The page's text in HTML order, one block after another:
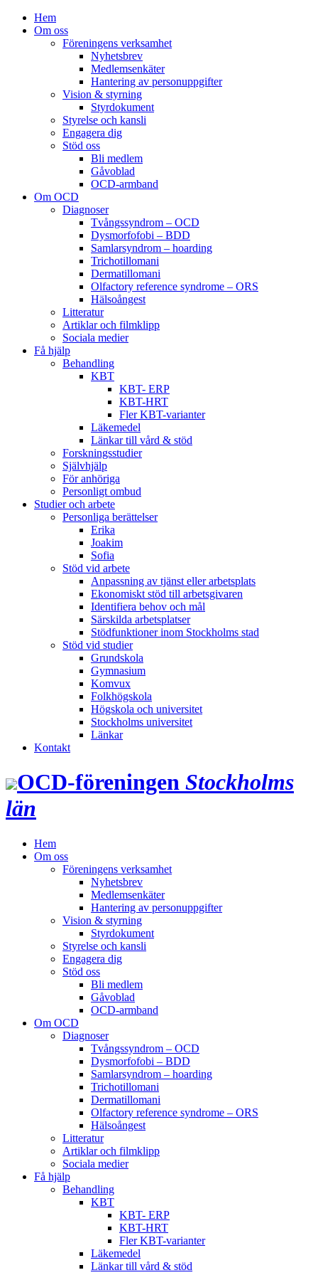
Hem
Om oss
Föreningens verksamhet
Nyhetsbrev
Medlemsenkäter
Hantering av personuppgifter
Vision & styrning
Styrdokument
Styrelse och kansli
Engagera dig
Stöd oss
Bli medlem
Gåvoblad
OCD-armband
Om OCD
Diagnoser
Tvångssyndrom – OCD
Dysmorfofobi – BDD
Samlarsyndrom – hoarding
Trichotillomani
Dermatillomani
Olfactory reference syndrome – ORS
Hälsoångest
Litteratur
Artiklar och filmklipp
Sociala medier
Få hjälp
Behandling
KBT
KBT- ERP
KBT-HRT
Fler KBT-varianter
Läkemedel
Länkar till vård & stöd
Forskningsstudier
Självhjälp
För anhöriga
Personligt ombud
Studier och arbete
Personliga berättelser
Erika
Joakim
Sofia
Stöd vid arbete
Anpassning av tjänst eller arbetsplats
Ekonomiskt stöd till arbetsgivaren
Identifiera behov och mål
Särskilda arbetsplatser
Stödfunktioner inom Stockholms stad
Stöd vid studier
Grundskola
Gymnasium
Komvux
Folkhögskola
Högskola och universitet
Stockholms universitet
Länkar
Kontakt
OCD‑föreningen Stockholms
län
Hem
Om oss
Föreningens verksamhet
Nyhetsbrev
Medlemsenkäter
Hantering av personuppgifter
Vision & styrning
Styrdokument
Styrelse och kansli
Engagera dig
Stöd oss
Bli medlem
Gåvoblad
OCD-armband
Om OCD
Diagnoser
Tvångssyndrom – OCD
Dysmorfofobi – BDD
Samlarsyndrom – hoarding
Trichotillomani
Dermatillomani
Olfactory reference syndrome – ORS
Hälsoångest
Litteratur
Artiklar och filmklipp
Sociala medier
Få hjälp
Behandling
KBT
KBT- ERP
KBT-HRT
Fler KBT-varianter
Läkemedel
Länkar till vård & stöd